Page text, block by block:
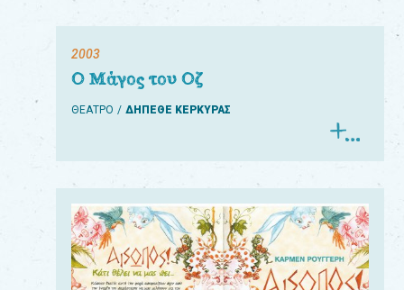
2003
Ο Μάγος του Οζ
ΘΕΑΤΡΟ ΔΗΠΕΘΕ ΚΕΡΚΥΡΑΣ